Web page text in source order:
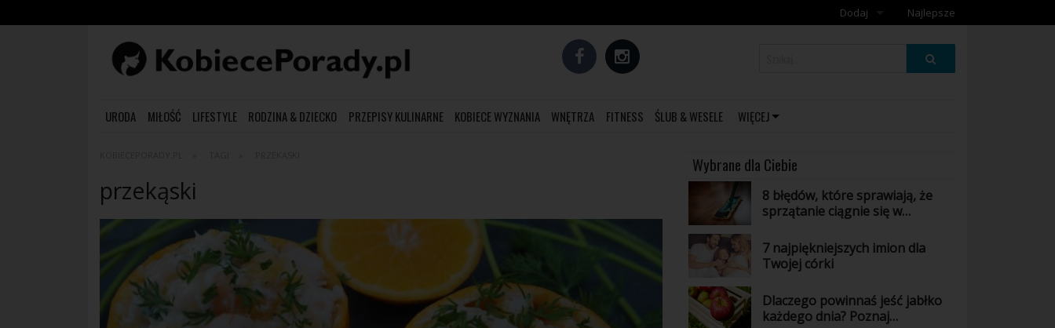
Dodaj
Najlepsze
URODA MIŁOŚĆ LIFESTYLE RODZINA & DZIECKO PRZEPISY KULINARNE KOBIECE WYZNANIA WNĘTRZA FITNESS ŚLUB & WESELE WIĘCEJ
przekąski
Wybrane dla Ciebie
8 błędów, które sprawiają, że
sprzątanie ciągnie się w
7 najpiękniejszych imion dla
Twojej córki
Dlaczego powinnaś jeść jabłko
każdego dnia? Poznaj